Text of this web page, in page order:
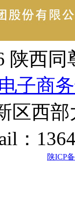
陕西
子商
区西
：
陕ICP